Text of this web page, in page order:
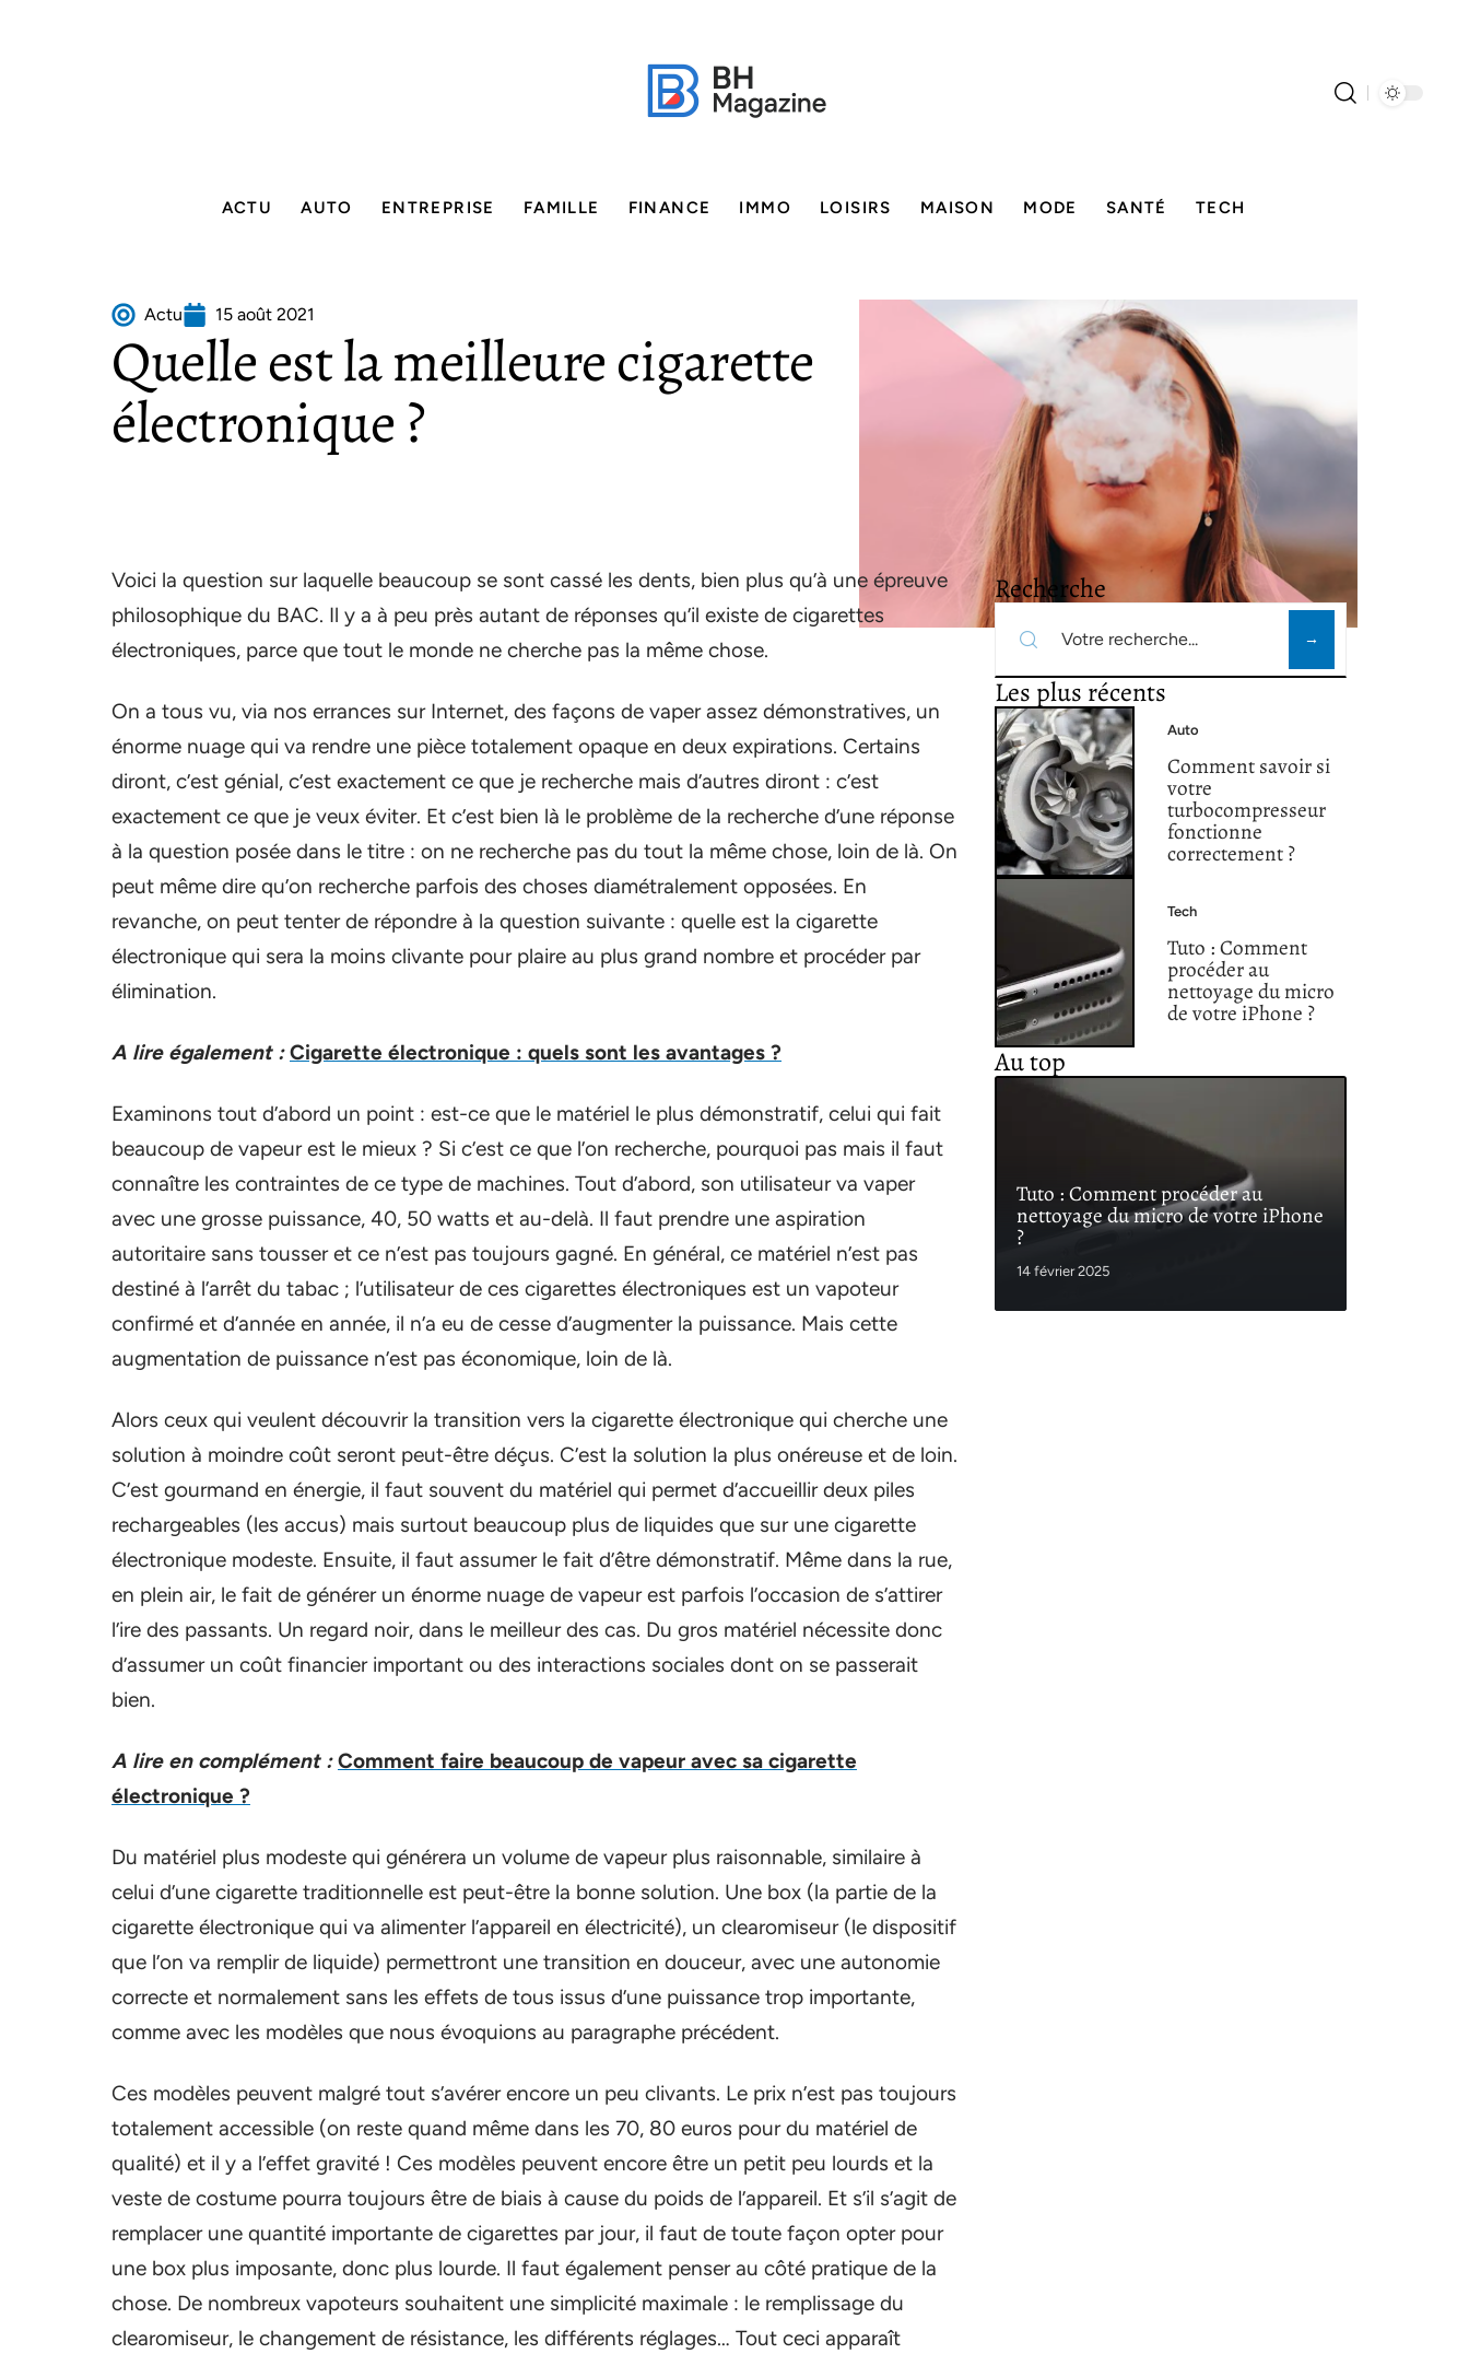
ACTU AUTO ENTREPRISE FAMILLE FINANCE IMMO LOISIRS MAISON MODE SANTÉ TECH
Actu 15 août 2021
Quelle est la meilleure cigarette
électronique ?
Voici la question sur laquelle beaucoup se sont cassé les dents, bien plus qu’à une épreuve
philosophique du BAC. Il y a à peu près autant de réponses qu’il existe de cigarettes
électroniques, parce que tout le monde ne cherche pas la même chose.
On a tous vu, via nos errances sur Internet, des façons de vaper assez démonstratives, un
énorme nuage qui va rendre une pièce totalement opaque en deux expirations. Certains
diront, c’est génial, c’est exactement ce que je recherche mais d’autres diront : c’est
exactement ce que je veux éviter. Et c’est bien là le problème de la recherche d’une réponse
à la question posée dans le titre : on ne recherche pas du tout la même chose, loin de là. On
peut même dire qu’on recherche parfois des choses diamétralement opposées. En
revanche, on peut tenter de répondre à la question suivante : quelle est la cigarette
électronique qui sera la moins clivante pour plaire au plus grand nombre et procéder par
élimination.
A lire également : Cigarette électronique : quels sont les avantages ?
Examinons tout d’abord un point : est-ce que le matériel le plus démonstratif, celui qui fait
beaucoup de vapeur est le mieux ? Si c’est ce que l’on recherche, pourquoi pas mais il faut
connaître les contraintes de ce type de machines. Tout d’abord, son utilisateur va vaper
avec une grosse puissance, 40, 50 watts et au-delà. Il faut prendre une aspiration
autoritaire sans tousser et ce n’est pas toujours gagné. En général, ce matériel n’est pas
destiné à l’arrêt du tabac ; l’utilisateur de ces cigarettes électroniques est un vapoteur
confirmé et d’année en année, il n’a eu de cesse d’augmenter la puissance. Mais cette
augmentation de puissance n’est pas économique, loin de là.
Alors ceux qui veulent découvrir la transition vers la cigarette électronique qui cherche une
solution à moindre coût seront peut-être déçus. C’est la solution la plus onéreuse et de loin.
C’est gourmand en énergie, il faut souvent du matériel qui permet d’accueillir deux piles
rechargeables (les accus) mais surtout beaucoup plus de liquides que sur une cigarette
électronique modeste. Ensuite, il faut assumer le fait d’être démonstratif. Même dans la rue,
en plein air, le fait de générer un énorme nuage de vapeur est parfois l’occasion de s’attirer
l’ire des passants. Un regard noir, dans le meilleur des cas. Du gros matériel nécessite donc
d’assumer un coût financier important ou des interactions sociales dont on se passerait
bien.
A lire en complément : Comment faire beaucoup de vapeur avec sa cigarette
électronique ?
Du matériel plus modeste qui générera un volume de vapeur plus raisonnable, similaire à
celui d’une cigarette traditionnelle est peut-être la bonne solution. Une box (la partie de la
cigarette électronique qui va alimenter l’appareil en électricité), un clearomiseur (le dispositif
que l’on va remplir de liquide) permettront une transition en douceur, avec une autonomie
correcte et normalement sans les effets de tous issus d’une puissance trop importante,
comme avec les modèles que nous évoquions au paragraphe précédent.
Ces modèles peuvent malgré tout s’avérer encore un peu clivants. Le prix n’est pas toujours
totalement accessible (on reste quand même dans les 70, 80 euros pour du matériel de
qualité) et il y a l’effet gravité ! Ces modèles peuvent encore être un petit peu lourds et la
veste de costume pourra toujours être de biais à cause du poids de l’appareil. Et s’il s’agit de
remplacer une quantité importante de cigarettes par jour, il faut de toute façon opter pour
une box plus imposante, donc plus lourde. Il faut également penser au côté pratique de la
chose. De nombreux vapoteurs souhaitent une simplicité maximale : le remplissage du
clearomiseur, le changement de résistance, les différents réglages… Tout ceci apparaît
Recherche
Les plus récents
Auto
Comment savoir si
votre
turbocompresseur
fonctionne
correctement ?
Tech
Tuto : Comment
procéder au
nettoyage du micro
de votre iPhone ?
Au top
Tuto : Comment procéder au
nettoyage du micro de votre iPhone
?
14 février 2025